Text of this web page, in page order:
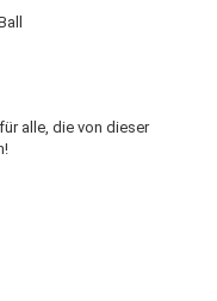
alle, die von dieser